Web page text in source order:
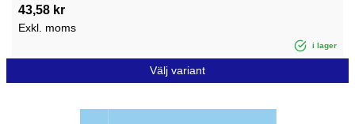
43,58 kr
Exkl. moms
i lager
Välj variant